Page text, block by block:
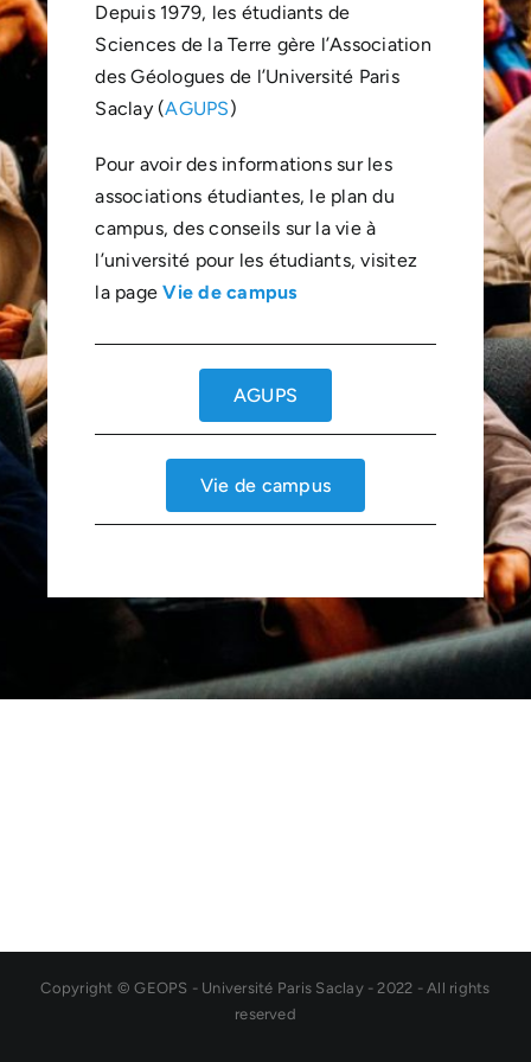
Depuis 1979, les étudiants de
Sciences de la Terre gère l’Association
des Géologues de l’Université Paris
Saclay (AGUPS)
Pour avoir des informations sur les
associations étudiantes, le plan du
campus, des conseils sur la vie à
l’université pour les étudiants, visitez
la pageVie de campus
AGUPS
Vie de campus
Copyright © GEOPS - Université Paris Saclay - 2022 - All rights
reserved